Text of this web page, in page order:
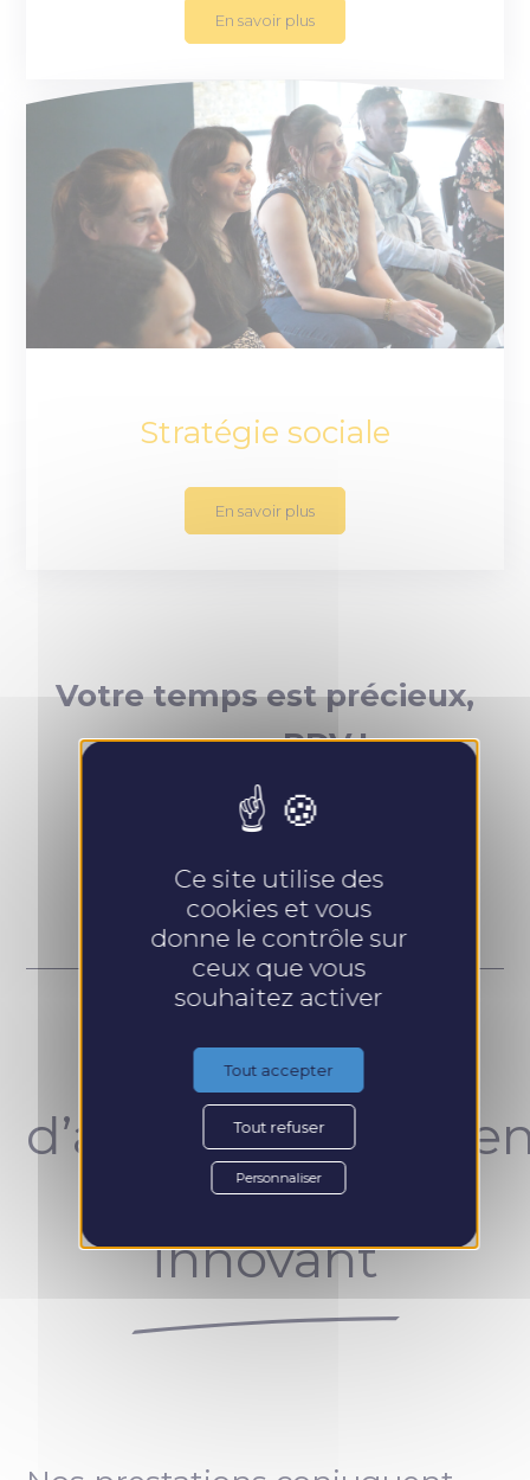
En savoir plus
Stratégie sociale
En savoir plus
Votre temps est précieux,
prenez RDV !
Un concept
unique et
innovant
Ce site utilise des
cookies et vous
donne le contrôle sur
ceux que vous
souhaitez activer
Tout accepter
Tout refuser
Personnaliser